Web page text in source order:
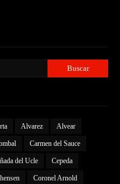
Alvarez Alvear
Carmen del Sauce
del Ucle Cepeda
Coronel Arnold